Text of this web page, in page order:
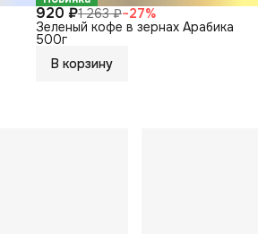
920 ₽1 263 ₽−27%
Зеленый кофе в зернах Арабика
500г
В корзину